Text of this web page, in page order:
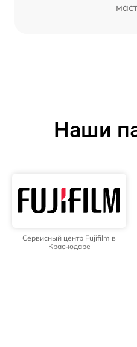
Наши
Сервисный центр Fujifilm в
Краснодаре